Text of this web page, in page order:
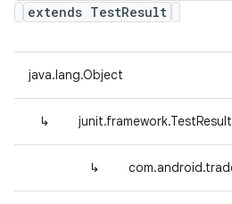
extends TestResult
java.lang.Object
↳ junit.framework.TestResult
↳